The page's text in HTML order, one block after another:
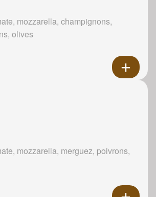
mozzarella, champignons,
olives
mozzarella, merguez, poivrons,